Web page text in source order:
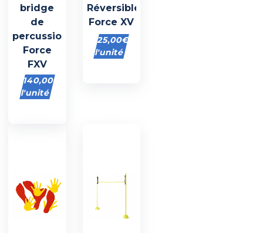
bridge
de
percussion
Force
FXV
140,00€
l'unité
Réversible
Force XV
25,00€
l'unité